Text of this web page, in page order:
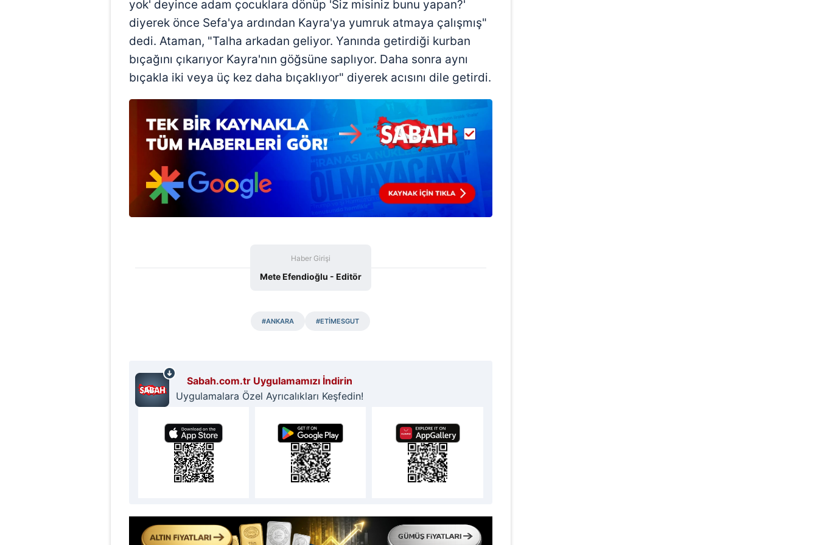
mevzuata uygun olarak kullanılan çerezlerle ilgili bilgi almak için lütfentıklayınız
yok' deyince adam çocuklara dönüp 'Siz misiniz bunu yapan?'
diyerek önce Sefa'ya ardından Kayra'ya yumruk atmaya çalışmış"
dedi. Ataman, "Talha arkadan geliyor. Yanında getirdiği kurban
bıçağını çıkarıyor Kayra'nın göğsüne saplıyor. Daha sonra aynı
bıçakla iki veya üç kez daha bıçaklıyor" diyerek acısını dile getirdi.
Haber Girişi
Mete Efendioğlu - Editör
#ANKARA #ETİMESGUT
Sabah.com.tr Uygulamamızı İndirin
Uygulamalara Özel Ayrıcalıkları Keşfedin!